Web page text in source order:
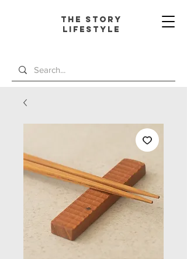
The Story
L ifestyle